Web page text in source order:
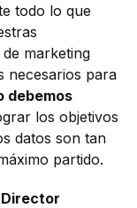
todo lo que
marketing
necesarios para
debemos
los objetivos
datos son tan
partido.
Director